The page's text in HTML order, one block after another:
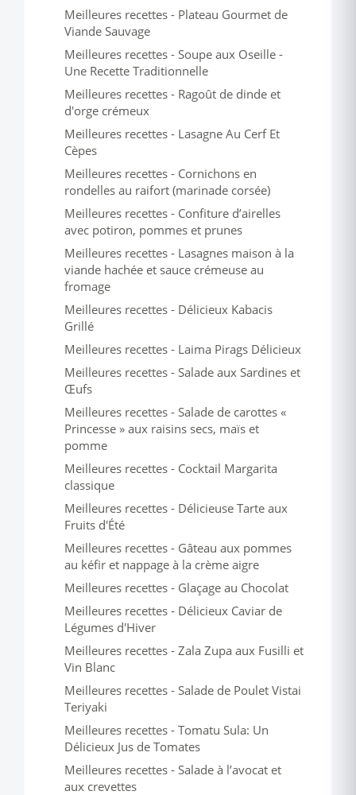
Meilleures recettes - Plateau Gourmet de
Viande Sauvage
Meilleures recettes - Soupe aux Oseille -
Une Recette Traditionnelle
Meilleures recettes - Ragoût de dinde et
d'orge crémeux
Meilleures recettes - Lasagne Au Cerf Et
Cèpes
Meilleures recettes - Cornichons en
rondelles au raifort (marinade corsée)
Meilleures recettes - Confiture d’airelles
avec potiron, pommes et prunes
Meilleures recettes - Lasagnes maison à la
viande hachée et sauce crémeuse au
fromage
Meilleures recettes - Délicieux Kabacis
Grillé
Meilleures recettes - Laima Pirags Délicieux
Meilleures recettes - Salade aux Sardines et
Œufs
Meilleures recettes - Salade de carottes «
Princesse » aux raisins secs, maïs et
pomme
Meilleures recettes - Cocktail Margarita
classique
Meilleures recettes - Délicieuse Tarte aux
Fruits d'Été
Meilleures recettes - Gâteau aux pommes
au kéfir et nappage à la crème aigre
Meilleures recettes - Glaçage au Chocolat
Meilleures recettes - Délicieux Caviar de
Légumes d'Hiver
Meilleures recettes - Zala Zupa aux Fusilli et
Vin Blanc
Meilleures recettes - Salade de Poulet Vistai
Teriyaki
Meilleures recettes - Tomatu Sula: Un
Délicieux Jus de Tomates
Meilleures recettes - Salade à l’avocat et
aux crevettes